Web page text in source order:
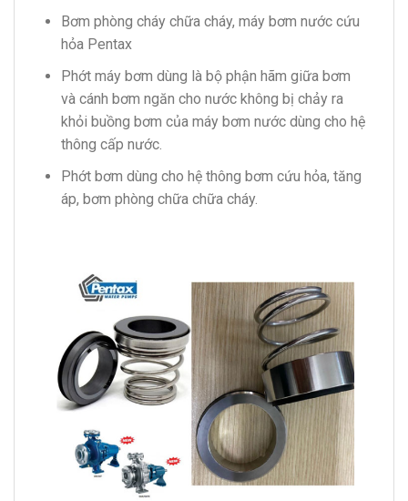
Bơm phòng cháy chữa cháy, máy bơm nước cứu
hỏa Pentax
Phớt máy bơm dùng là bộ phận hãm giữa bơm
và cánh bơm ngăn cho nước không bị chảy ra
khỏi buồng bơm của máy bơm nước dùng cho hệ
thông cấp nước.
Phớt bơm dùng cho hệ thông bơm cứu hỏa, tăng
áp, bơm phòng chữa chữa cháy.